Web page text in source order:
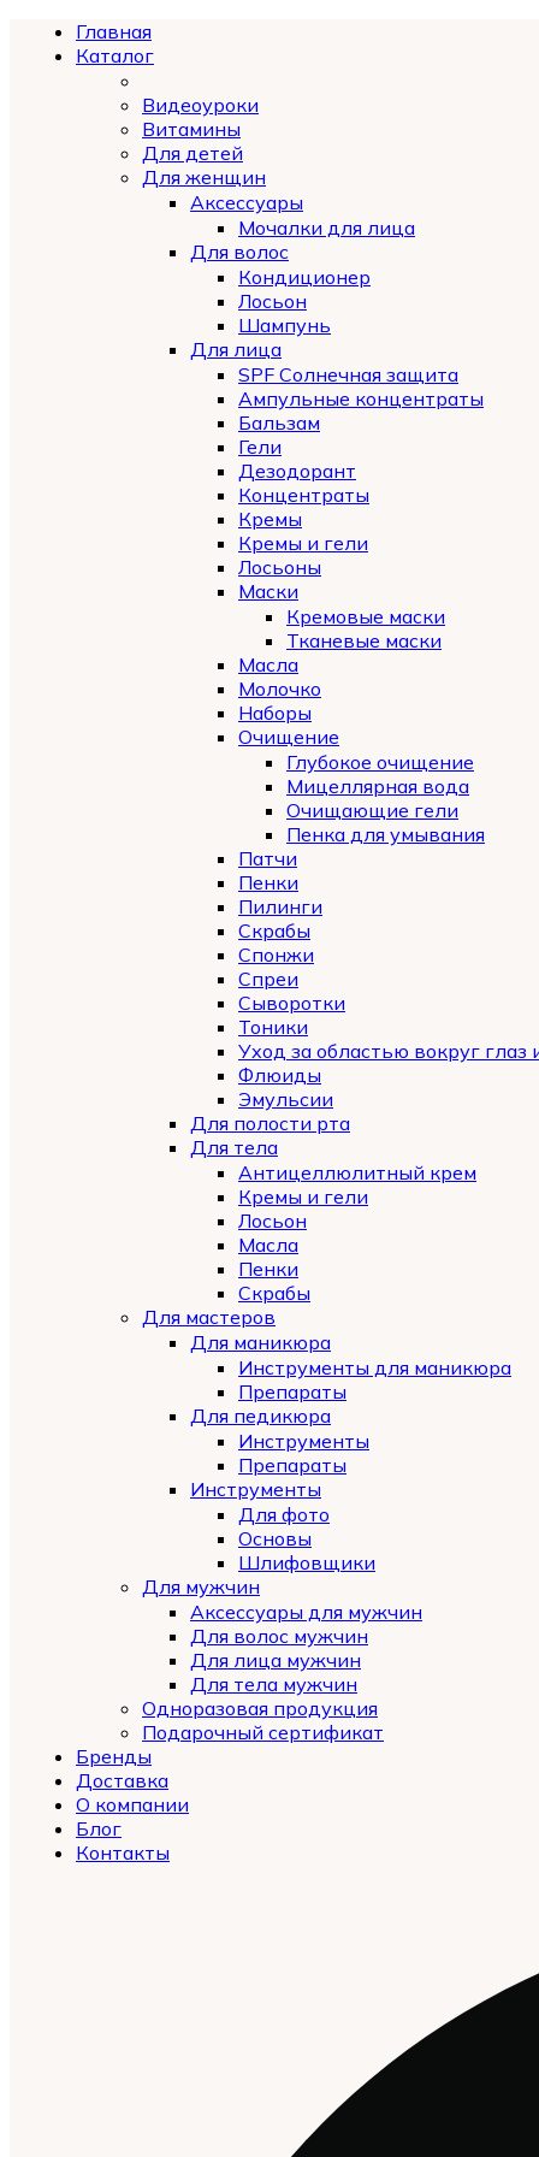
Главная
Каталог
Видеоуроки
Витамины
Для детей
Для женщин
Аксессуары
Мочалки для лица
Для волос
Кондиционер
Лосьон
Шампунь
Для лица
SPF Солнечная защита
Ампульные концентраты
Бальзам
Гели
Дезодорант
Концентраты
Кремы
Кремы и гели
Лосьоны
Маски
Кремовые маски
Тканевые маски
Масла
Молочко
Наборы
Очищение
Глубокое очищение
Мицеллярная вода
Очищающие гели
Пенка для умывания
Патчи
Пенки
Пилинги
Скрабы
Спонжи
Спреи
Сыворотки
Тоники
Уход за областью вокруг глаз
Флюиды
Эмульсии
Для полости рта
Для тела
Антицеллюлитный крем
Кремы и гели
Лосьон
Масла
Пенки
Скрабы
Для мастеров
Для маникюра
Инструменты для маникюра
Препараты
Для педикюра
Инструменты
Препараты
Инструменты
Для фото
Основы
Шлифовщики
Для мужчин
Аксессуары для мужчин
Для волос мужчин
Для лица мужчин
Для тела мужчин
Одноразовая продукция
Подарочный сертификат
Automatically
Hierarchic
Categories
Menu
https://atakanau.blogspot.com/2021/01/
Бренды
Доставка
О компании
Блог
Контакты